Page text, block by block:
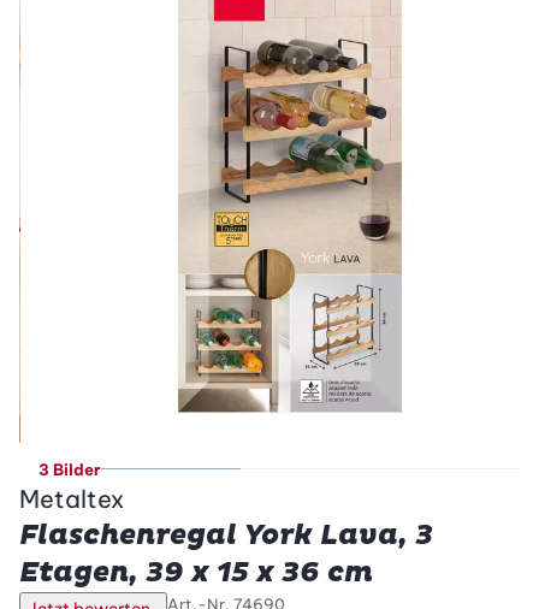
3 Bilder
Metaltex
Flaschenregal York Lava, 3
Etagen, 39 x 15 x 36 cm
Art.-Nr. 74690